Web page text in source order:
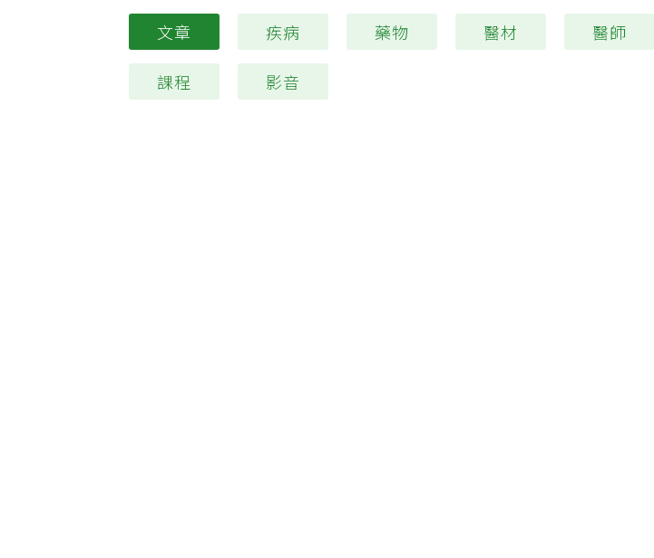
文章 疾病 藥物 醫材 醫師
課程 影音